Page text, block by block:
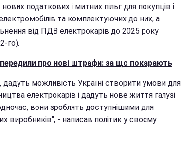
податкових і митних пільг для покупців і
та комплектуючих до них, а
від ПДВ електрокарів до 2025 року
го).
про нові штрафи: за що покарають
можливість Україні створити умови для
електрокарів і дадуть нове життя галузі
вони зроблять доступнішими для
виробників", - написав політик у своєму